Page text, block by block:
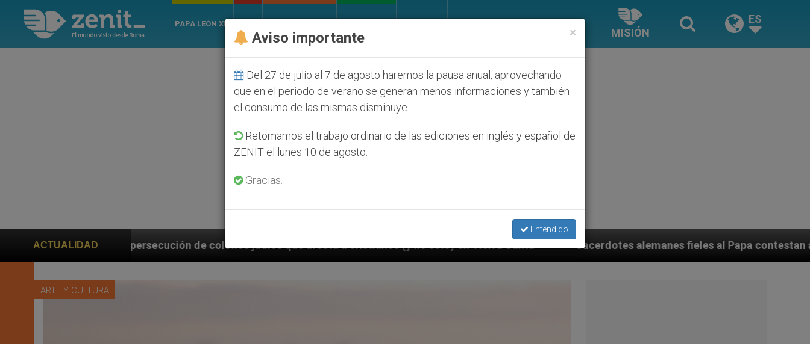
PAPA LEÓN XIV
MISIÓN
ES
ACTUALIDAD
de colonos judíos que afecta a cristianos (y no sólo) en Tierra Santa Sacerdotes alemanes fieles al Papa contestan a su propio obispo (y
ARTE Y CULTURA
×
Aviso importante
Del 27 de julio al 7 de agosto haremos la pausa anual, aprovechando
que en el periodo de verano se generan menos informaciones y también
el consumo de las mismas disminuye.
Retomamos el trabajo ordinario de las ediciones en inglés y español de
ZENIT el lunes 10 de agosto.
Gracias.
Entendido